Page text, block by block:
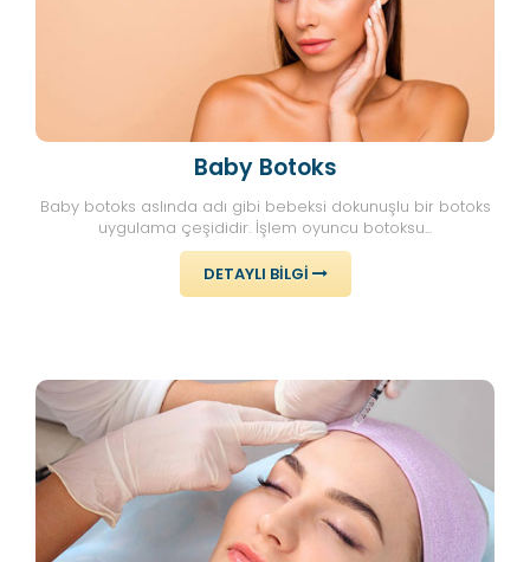
Baby Botoks
Baby botoks aslında adı gibi bebeksi dokunuşlu bir botoks
uygulama çeşididir. İşlem oyuncu botoksu...
DETAYLI BILGI